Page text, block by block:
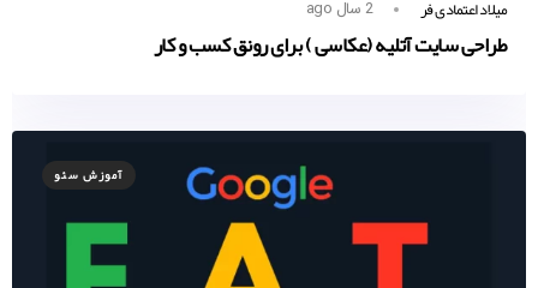
میلاد اعتمادی فر 2 سال ago
طراحی سایت آتلیه (عکاسی ) برای رونق کسب و کار
آموزش سئو